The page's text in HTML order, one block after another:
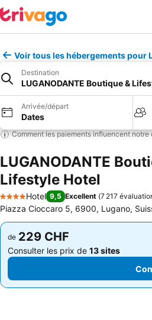
Voir tous les hébergements pour
Destination
LUGANODANTE Boutique &
Arrivée/départ
Dates
Comment les paiements influencent notre
LUGANODANTE
Lifestyle Hotel
4 Étoiles
Hotel 9,5 Excellent (7 217
Piazza Cioccaro 5, 6900, Lugano,
de 229 CHF
Consulter les prix de 13 sites
Consulter les
de 229 CHF
Consulter les prix de 13 sites